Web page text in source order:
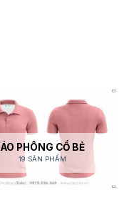
ÁO PHÔNG CỔ BẺ
19 SẢN PHẨM